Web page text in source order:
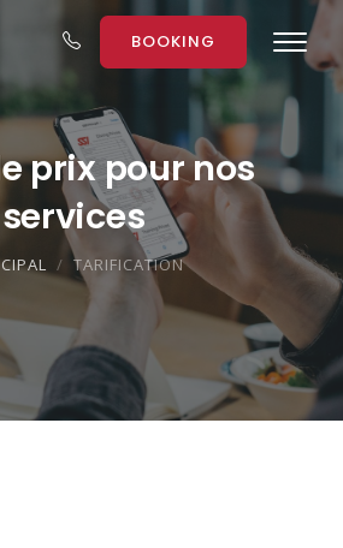
BOOKING
prix pour nos
services
TARIFICATION